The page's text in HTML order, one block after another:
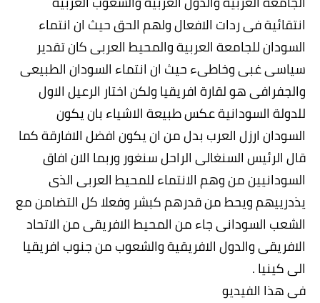
انتقائية فى ردات الافعال ولهم الحق حيث ان انتماء
السودان للجامعة العربية والمحيط العربى كان تقدير
سياسى غبى وخاطىء حيث ان انتماء السودان الطبيعى
والجفرافى هو لقارة افريقيا ولكن اختار الرعيل الاول
للدولة السودانية عكس طبيعة الاشياء بان يكون
السودان ارزل العرب بدل من ان يكون افضل الافارقة كما
قال الرئيس السنغالى الراحل سنغور وربما الان افاق
السودانيين من وهم الانتماء للمحيط العربى الذى
يذدرييهم ويحط من قدرهم كبشر وفعلا كل التضامن مع
الشعب السودانى جاء من المحيط الافريقى من الاتحاد
الافريقى والدول الافريقية والشعوب من جنوب افريقيا
الى كينيا.
فى هذا الفيديو